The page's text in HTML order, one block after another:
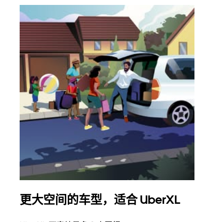
更大空间的车型，适合 UberXL